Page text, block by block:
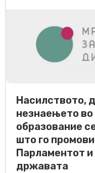
Насилството,
незнаењето
образование
што го
Парламентот
државата